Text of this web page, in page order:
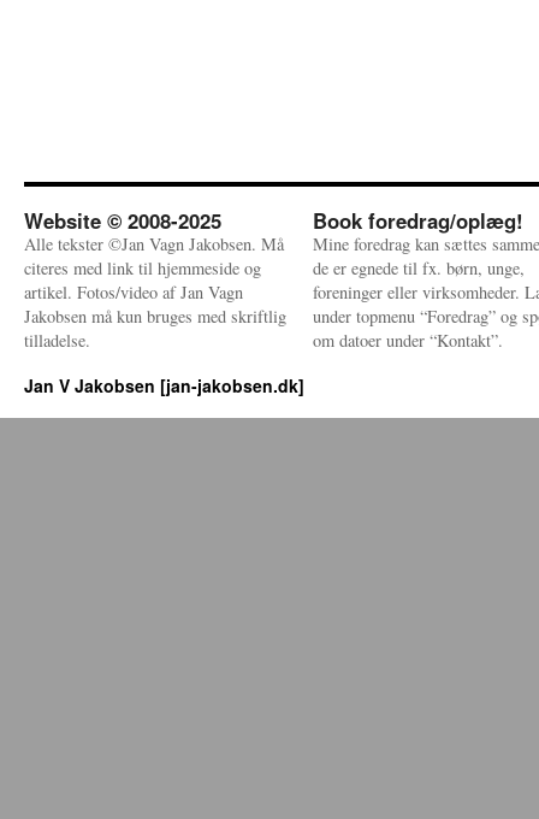
Website © 2008-2025
Alle tekster ©Jan Vagn Jakobsen. Må
citeres med link til hjemmeside og
artikel. Fotos/video af Jan Vagn
Jakobsen må kun bruges med skriftlig
tilladelse.
Book foredrag/oplæg!
Mine foredrag kan sættes
de er egnede til fx. børn, unge,
foreninger eller virksomheder.
under topmenu “Foredrag” og
om datoer under “Kontakt”.
Jan V Jakobsen [jan-jakobsen.dk]